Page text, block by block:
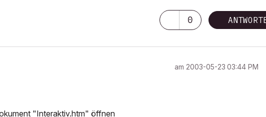
0
am ‎2003-05-23 03:44 PM
"Interaktiv.htm" öffnen